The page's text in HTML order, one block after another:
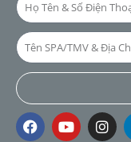
Tên
&
Số
Điện
Thoại
Tên
SPA/TMV
&
Địa
ChỉF
a
Y
o
I
n